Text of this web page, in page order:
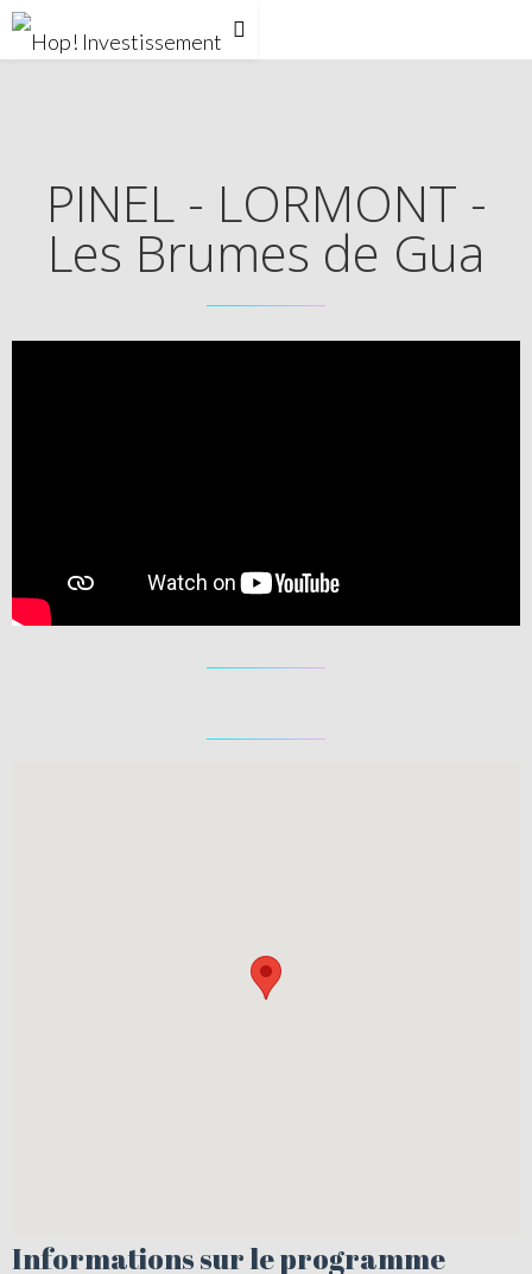
PINEL - LORMONT -
Les Brumes de Gua
Informations sur le programme